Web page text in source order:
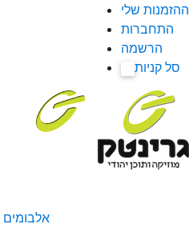
ההזמנות שלי
התחברות
הרשמה
סל קניות